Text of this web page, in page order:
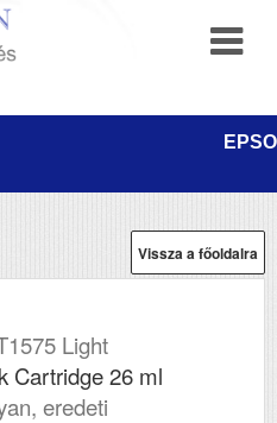
Vissza a főoldalra
Light
Cartridge 26 ml
eredeti